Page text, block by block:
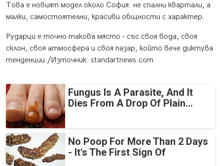
Това е новият модел около София: не спални квартали, а
малки, самостоятелни, красиви общности с характер.
Рударци е точно такова място - със своя вода, своя
склон, своя атмосфера и своя пазар, който вече диктува
тенденции./Източник: standartnews.com
Fungus Is A Parasite, And It
Dies From A Drop Of Plain...
No Poop For More Than 2 Days
- It's The First Sign Of